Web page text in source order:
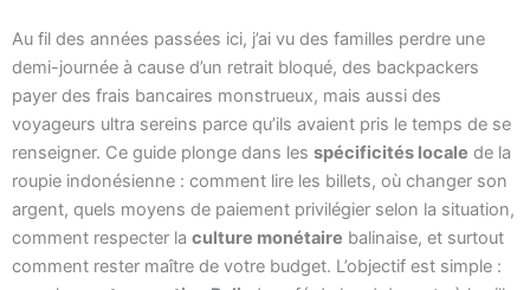
Au fil des années passées ici, j’ai vu des familles perdre une
demi-journée à cause d’un retrait bloqué, des backpackers
payer des frais bancaires monstrueux, mais aussi des
voyageurs ultra sereins parce qu’ils avaient pris le temps de se
renseigner. Ce guide plonge dans les spécificités locale de la
roupie indonésienne : comment lire les billets, où changer son
argent, quels moyens de paiement privilégier selon la situation,
comment respecter la culture monétaire balinaise, et surtout
comment rester maître de votre budget. L’objectif est simple :